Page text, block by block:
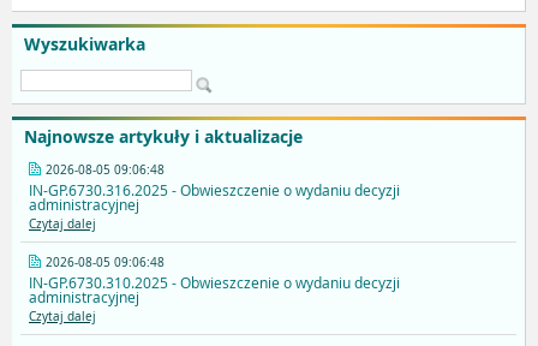
Wyszukiwarka
Najnowsze artykuły i aktualizacje
2026-08-05 09:06:48
IN-GP.6730.316.2025 - Obwieszczenie o wydaniu decyzji
administracyjnej
Czytaj dalej
2026-08-05 09:06:48
IN-GP.6730.310.2025 - Obwieszczenie o wydaniu decyzji
administracyjnej
Czytaj dalej